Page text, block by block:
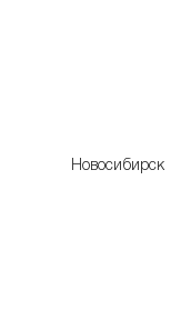
Новосибирск